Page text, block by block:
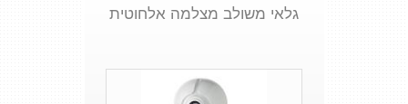
גלאי משולב מצלמה אלחוטית